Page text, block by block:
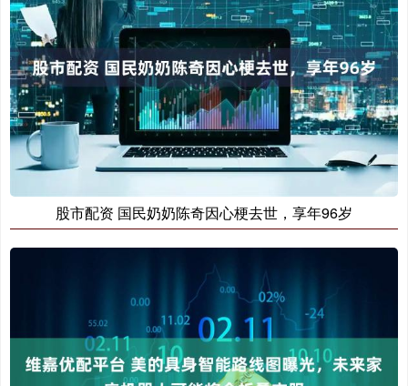
股市配资 国民奶奶陈奇因心梗去世，享年96岁